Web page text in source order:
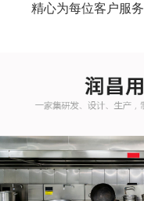
精心为每位客户服务